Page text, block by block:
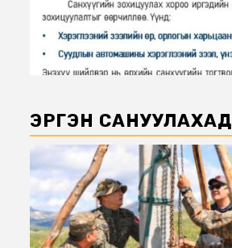
ЭРГЭН САНУУЛАХАД